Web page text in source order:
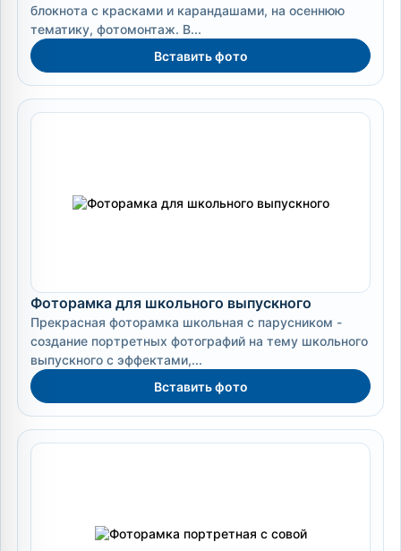
блокнота с красками и карандашами, на осеннюю
тематику, фотомонтаж. В...
Вставить фото
Фоторамка для школьного выпускного
Прекрасная фоторамка школьная с парусником -
создание портретных фотографий на тему школьного
выпускного с эффектами,...
Вставить фото